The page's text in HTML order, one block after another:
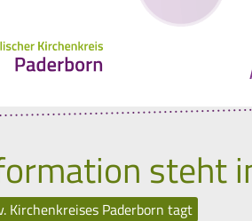
steht
Kirchenkreises Paderborn tagt